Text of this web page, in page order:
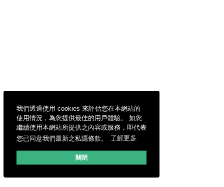
我們透過使用 cookies 來評估您在本網站的
使用情況，為您提供最佳的用戶體驗。 如您
繼續使用本網站所提供之內容或服務，即代表
您已同意我們最新之私隱條款。
了解更多
關閉